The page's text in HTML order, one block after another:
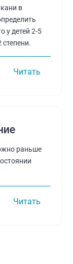
в
у детей 2-5
Читать
раньше
Читать